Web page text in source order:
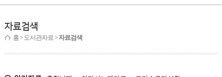
자료검색
홈> 도서관자료 >자료검색